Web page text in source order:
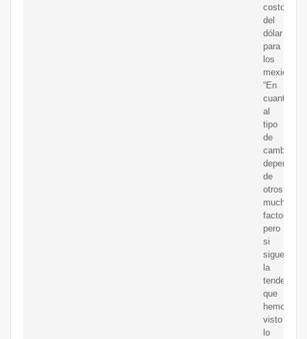
costo
del
dólar
para
los
“En
cuanto
al
tipo
de
cambio
depende
de
otros
muchos
factores
pero
si
sigue
la
tendencia
que
hemos
visto
lo